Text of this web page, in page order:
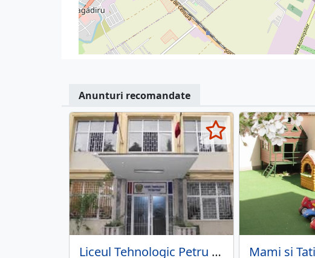
Anunturi recomandate
Liceul Tehnologic Petru Poni